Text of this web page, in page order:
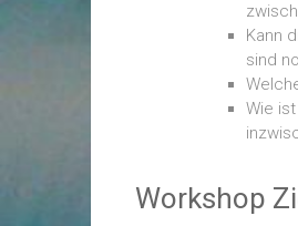
Kann
sind
Wie
Workshop